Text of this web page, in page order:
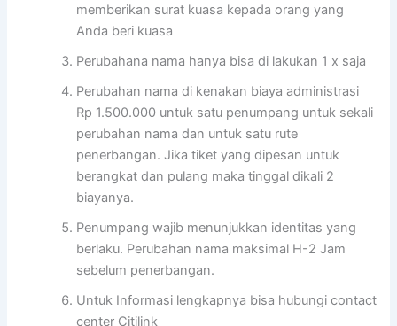
memberikan surat kuasa kepada orang yang
Anda beri kuasa
Perubahana nama hanya bisa di lakukan 1 x saja
Perubahan nama di kenakan biaya administrasi
Rp 1.500.000 untuk satu penumpang untuk sekali
perubahan nama dan untuk satu rute
penerbangan. Jika tiket yang dipesan untuk
berangkat dan pulang maka tinggal dikali 2
biayanya.
Penumpang wajib menunjukkan identitas yang
berlaku. Perubahan nama maksimal H-2 Jam
sebelum penerbangan.
Untuk Informasi lengkapnya bisa hubungi contact
center Citilink